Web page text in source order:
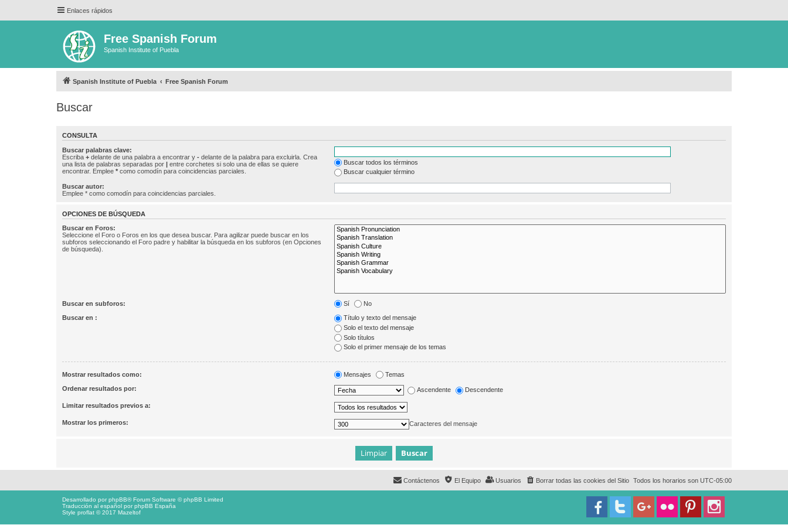
Enlaces rápidos
Free Spanish Forum
Spanish Institute of Puebla
Spanish Institute of Puebla Free Spanish Forum
Buscar
CONSULTA
Buscar palabras clave:
Escriba + delante de una palabra a encontrar y - delante de la palabra para excluirla. Crea
una lista de palabras separadas por | entre corchetes si solo una de ellas se quiere
encontrar. Emplee * como comodín para coincidencias parciales.
Buscar todos los términos
Buscar cualquier término
Buscar autor:
Emplee * como comodín para coincidencias parciales.
OPCIONES DE BÚSQUEDA
Buscar en Foros:
Seleccione el Foro o Foros en los que desea buscar. Para agilizar puede buscar en los
subforos seleccionando el Foro padre y habilitar la búsqueda en los subforos (en Opciones
de búsqueda).
Buscar en subforos: Sí No
Buscar en :
Título y texto del mensaje
Solo el texto del mensaje
Solo títulos
Solo el primer mensaje de los temas
Mostrar resultados como: Mensajes Temas
Ordenar resultados por: Ascendente Descendente
Limitar resultados previos a:
Mostrar los primeros: Caracteres del mensaje
Todos los horarios son UTC-05:00
Borrar todas las cookies del Sitio
Usuarios
El Equipo
Contáctenos
Desarrollado porphpBB® Forum Software © phpBB Limited
Traducción al español porphpBB España
Style proflat © 2017 Mazeltof